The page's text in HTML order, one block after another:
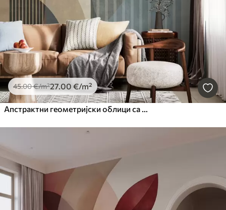
45.00€/m²27.00 €/m²
Апстрактни геометријски облици са круговима и линијама, пригушени земљани тонови, текстурирана, слојевита композиција